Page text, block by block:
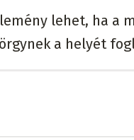
lehet, ha a
a helyét